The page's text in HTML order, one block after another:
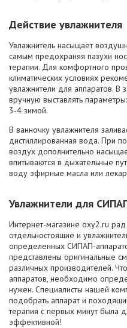
Действие увлажнителя
Увлажнитель насыщает
самым предохраняя пазухи
терапии. Для комфортного
климатических условиях
увлажнители для аппаратов. В
вручную выставлять
3-4 зимой.
В ванночку увлажнителя
дистиллированная вода. При
воздух дополнительно
впитываются в дыхательные
воду эфирные масла или
Увлажнители для
Интернет-магазине oxy2.ru
отдельностоящие и
определенных СИПАП-
представлены оригинальные
различных производителей.
аппаратов, необходимо
нужен. Специалисты нашей
подобрать аппарат и
терапия с первых минут была
эффективной!